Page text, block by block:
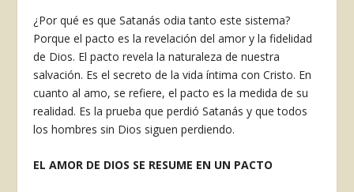
¿Por qué es que Satanás odia tanto este sistema?
Porque el pacto es la re­velación del amor y la fidelidad
de Dios. El pacto revela la naturaleza de nuestra
salvación. Es el secreto de la vida íntima con Cristo. En
cuanto al amo, se refiere, el pacto es la medida de su
realidad. Es la prueba que perdió Satanás y que todos
los hombres sin Dios siguen perdiendo.
EL AMOR DE DIOS SE RESUME EN UN PACTO